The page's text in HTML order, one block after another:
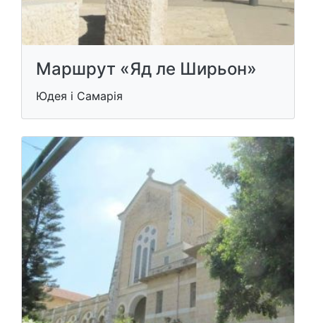
Маршрут «Яд ле Ширьон»
Юдея і Самарія